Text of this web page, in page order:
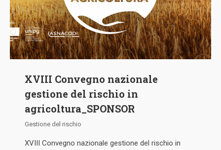
XVIII Convegno nazionale
gestione del rischio in
agricoltura_SPONSOR
Gestione del rischio
XVIII Convegno nazionale gestione del rischio in